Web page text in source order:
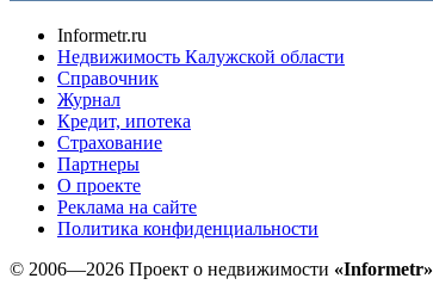
Informetr.ru
Недвижимость Калужской области
Справочник
Журнал
Кредит, ипотека
Страхование
Партнеры
O проекте
Реклама на сайте
Политика конфиденциальности
© 2006—2026 Проект о недвижимости «Informetr»